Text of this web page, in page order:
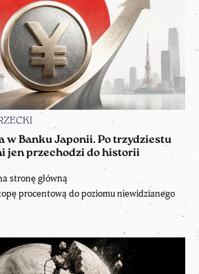
w Banku Japonii. Po trzydziestu
jen przechodzi do historii
stronę główną
procentową do poziomu niewidzianego